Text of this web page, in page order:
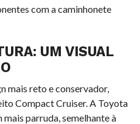
com a caminhonete
UM VISUAL
mais reto e conservador,
Compact Cruiser. A Toyota
parruda, semelhante à